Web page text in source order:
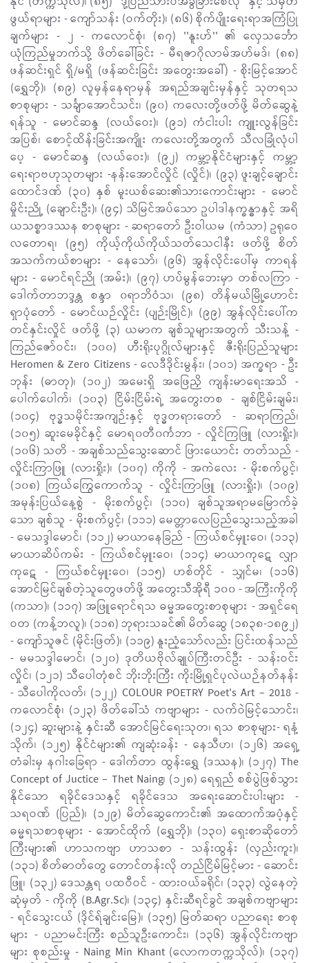
ဖွယ်ရာများ - ကျော်သန်း (ဝက်တိုး)၊ (၈၆) စိုက်ပျိုးရေးရာအကြံပြု
ချက်များ - ၂ - ကလောင်စုံ၊ (၈၇) ''နူးဟ်'' ၏ လှေသင်္ဘော
ယုံကြည်မှုဘက်သို့ ဖိတ်ခေါ်ခြင်း - မီရဇာဂိုလာမ်အဟ်မဒ်၊ (၈၈)
ဖန်ဆင်းရှင် ရှိ/မရှိ (ဖန်ဆင်းခြင်း အတွေးအခေါ်) - စိုးမြင့်အောင်
(ရွှေဘို)၊ (၈၉) လူမှန်နေရာမှန် အရည်အချင်းမှန်နှင့် သုတရသ
စာစုများ - သင်္ချာအောင်သင်း၊ (၉၀) ကလေးတို့ဖတ်ဖို့ မိတ်ဆွေနဲ့
ရန်သူ - မောင်ဆန္ဒ (လယ်ဝေး)၊ (၉၁) ကံငါးပါး ကျူးလွန်ခြင်း
အပြစ်၊ စောင့်ထိန်းခြင်းအကျိုး ကလေးတို့အတွက် သီလခြုံလုံပါ
ပေ့ - မောင်ဆန္ဒ (လယ်ဝေး)၊ (၉၂) ကမ္ဘာ့နိုင်ငံများနှင့် ကမ္ဘာ့
ရေးရာဗဟုသုတများ -နန်းအောင်လှိုင် (လှိုင်)၊ (၉၃) ဖူးချင့်ချောင်း
ထောင်ဒဏ် (၃၀) နှစ် မူးယစ်ဆေး၏သားကောင်းများ - မောင်
မှိုင်းညို့ (ချောင်းဦး)၊ (၉၄) သိမြင်အပ်သော ဥပါဒါနက္ခန္ဓာနှင့် အရိ
ယသစ္စာဒဿန စာစုများ - ဆရာတော် ဦးဝါယမ (ကံသာ) ဥရုဝေ
လတောရ၊ (၉၅) ကိုယ့်ကိုယ်ကိုယ်သတ်သေငါနီး ဖတ်ဖို့ စိတ်
အသက်ကယ်စာများ - နေသော်၊ (၉၆) အွန်လိုင်းပေါ်မှ ကာရန်
များ - မောင်ရင်ညို (အမ်း)၊ (၉၇) ဟပ်မွန်ဘေးမှာ တစ်လကြာ -
ဒေါက်တာဘဒ္ဒန္တ စန္ဒာ ၀ရာဘိဝံသ၊ (၉၈) တိန်မယ်မြို့ဟောင်း
ရှာပုံတော် - မောင်ယဉ်လှိုင်း (ပျဉ်းမြိုင်)၊ (၉၉) အွန်လိုင်းပေါ်က
တင်နှင်းလှိုင် ဖတ်ဖို့ (၃) ယမာက ချစ်သူများအတွက် သီးသန့် -
ကြည်ဇော်ဝင်း၊ (၁၀၀) ဟီးရိုးပုဂ္ဂိုလ်များနှင့် ဇီးရိုးပြည်သူများ
Heromen & Zero Citizens - လေဒီဒိုင်းမွန်း၊ (၁၀၁) အက္ခရာ - ဦး
ဘုန်း (ဓာတု)၊ (၁၀၂) အမေးရှိ အဖြေညှိ ကျန်းမာရေးအသိ -
ပေါက်ပေါက်၊ (၁၀၃) ငြိမ်းငြိမ်းရဲ့ အတွေးတစ - ချစ်ငြိမ်းချမ်း၊
(၁၀၄) ဗုဒ္ဓသမိုင်းအကျဉ်းနှင့် ဗုဒ္ဓတရားတော် - ဆရာကြည်၊
(၁၀၅) ဆူးမေခိုင်နှင့် မောရ၀တီ၀င်္ကဘာ - လှိုင်ကြဖြူ (လားရှိုး)၊
(၁၀၆) သတိ - အချစ်သည်သွေးဆောင် ဖြားယောင်း တတ်သည် -
လှိုင်းကြာဖြူ (လားရှိုး)၊ (၁၀၇) ကိုကို - အကဲလေး - မိုးစက်ပွင့်၊
(၁၀၈) ကြယ်ကြွေကောက်သူ - လှိုင်းကြာဖြူ (လားရှိုး)၊ (၁၀၉)
အမုန်းပြယ်နေ့စွဲ - မိုးစက်ပွင့်၊ (၁၁၀) ချစ်သူအရာမမြောက်ခဲ့
သော ချစ်သူ - မိုးစက်ပွင့်၊ (၁၁၁) မေတ္တာလေပြည်သွေးသည့်အခါ
- မေသဒ္ဒါမောင်၊ (၁၁၂) မာယာနေခြည် - ကြယ်စင်မှူးဝေ၊ (၁၁၃)
မာယာဆိပ်ကမ်း - ကြယ်စင်မှူးဝေ၊ (၁၁၄) မာယာကုဋေ လျှာ
ကုဋေ - ကြယ်စင်မှူးဝေ၊ (၁၁၅) ဟစ်တိုင် - သျှင်မ၊ (၁၁၆)
အောင်မြင်ချစ်တဲ့သူတွေဖတ်ဖို့ အတွေးသီအိုရီ ၁၀၀ - အကြီးကိုကို
(ကသာ)၊ (၁၁၇) အဖြူရောင်ရသ ဓမ္မအတွေးစာစုများ - အရှင်ရေ
ဝတ (ကန့်ဘလူ)၊ (၁၁၈) ဘုရားသခင်၏ မိတ်ဆွေ (၁၈၃၈-၁၈၉၂)
- ကျော်သူဇင် (မိုင်းဖြတ်)၊ (၁၁၉) နူးညံ့သော်လည်း ပြင်းထန်သည်
- မမသဒ္ဒါမောင်၊ (၁၂၀) ဒုတိယဗိုလ်ချုပ်ကြီးတင်ဦး - သန်းဝင်း
လှိုင်၊ (၁၂၁) သီပေါတုံစင် ဘိုးဘိုးကြီး ကိုးမြို့ရှင်ပုလဲယဉ်နတ်နန်း
- သီပေါကိုလတ်၊ (၁၂၂) COLOUR POETRY Poet's Art – 2018 -
ကလောင်စုံ၊ (၁၂၃) ဖိတ်ခေါ်သံ ကဗျာများ - လက်ဝဲမြင့်သောင်း၊
(၁၂၄) ဆူးများနဲ့ နှင်းဆီ အောင်မြင်ရေးသုတ၊ ရသ စာစုများ- ရနံ့
သိုက်၊ (၁၂၅) နိုင်ငံများ၏ ကျဆုံးခန်း - နေသီဟ၊ (၁၂၆) အရှေ့
တံခါးမှ နဂါးခြေရာ - ဒေါက်တာ ထွန်းရွှေ (ဒဿန)၊ (၁၂၇) The
Concept of Juctice – Thet Naing၊ (၁၂၈) ရေရှည် စစ်ပွဲဖြစ်သွား
နိုင်သော ရခိုင်ဒေသနှင့် ရခိုင်ဒေသ အရေးဆောင်းပါးများ -
သရဝဏ် (ပြည်)၊ (၁၂၉) မိတ်ဆွေကောင်း၏ အထောက်အပံ့နှင့်
ဓမ္မရသစာစုများ - အောင်ထိုက် (ရွှေဘို)၊ (၁၃၀) ရှေးစာဆိုတော်
ကြီးများ၏ ဟာသကဗျာ ဟာသစာ - သန်းထွန်း (လှည်းကူး)၊
(၁၃၁) စိတ်ဓာတ်တွေ တောင်တန်းလို တည်ငြိမ်မြင့်မား - ဆောင်း
ဖြူ၊ (၁၃၂) ဒေသန္တရ ပထဝီဝင် - ထားဝယ်ခရိုင်၊ (၁၃၃) လွဲနေတဲ့
ဆုံမှတ် - ကိုကို (B.Agr.Sc)၊ (၁၃၄) နှင်းဆီရင်ခွင် အချစ်ကဗျာများ
- ရင်သွေးငယ် (ဒိုင်ရ်ချင်းမြေ)၊ (၁၃၅) မြတ်ဆရာ ပညာရေး စာစု
များ - ပညာမင်းကြီး စည်သူဦးကောင်း၊ (၁၃၆) အွန်လိုင်းကဗျာ
များ စုစည်းမှု - Naing Min Khant (လောကတက္ကသိုလ်)၊ (၁၃၇)